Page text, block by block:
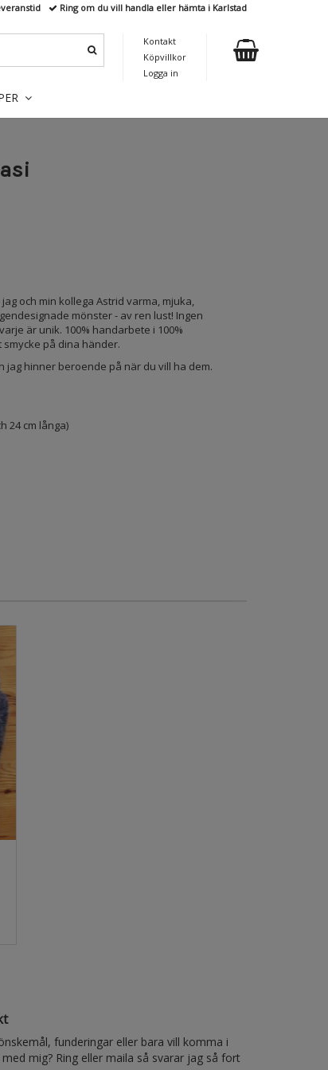
och min kollega Astrid varma, mjuka,
mönster - av ren lust! Ingen
är unik. 100% handarbete i 100%
på dina händer.
jag hinner beroende på när du vill ha dem.
24 cm långa)
funderingar eller bara vill komma i
mig? Ring eller maila så svarar jag så fort
Ring om du vill handla eller hämta i Karlstad
Kontakt
Köpvillkor
Logga in